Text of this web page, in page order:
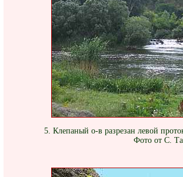
5. Клепаный о-в разрезан левой
Фото от С.